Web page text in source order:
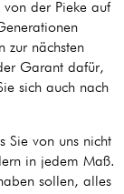
der Pieke auf
zur nächsten
Garant dafür,
sich auch nach
Sie von uns nicht
in jedem Maß.
sollen, alles